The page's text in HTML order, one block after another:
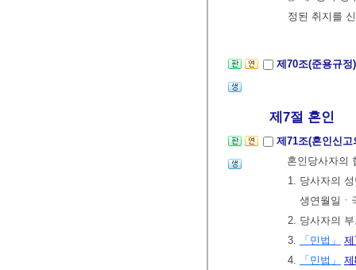
정된 취지를
제70조(준용규
제7절 혼인
제71조(혼인신
혼인당사자의
1. 당사자의
생연월일ㆍ
2. 당사자의
3.
「민법」
4.
「민법」